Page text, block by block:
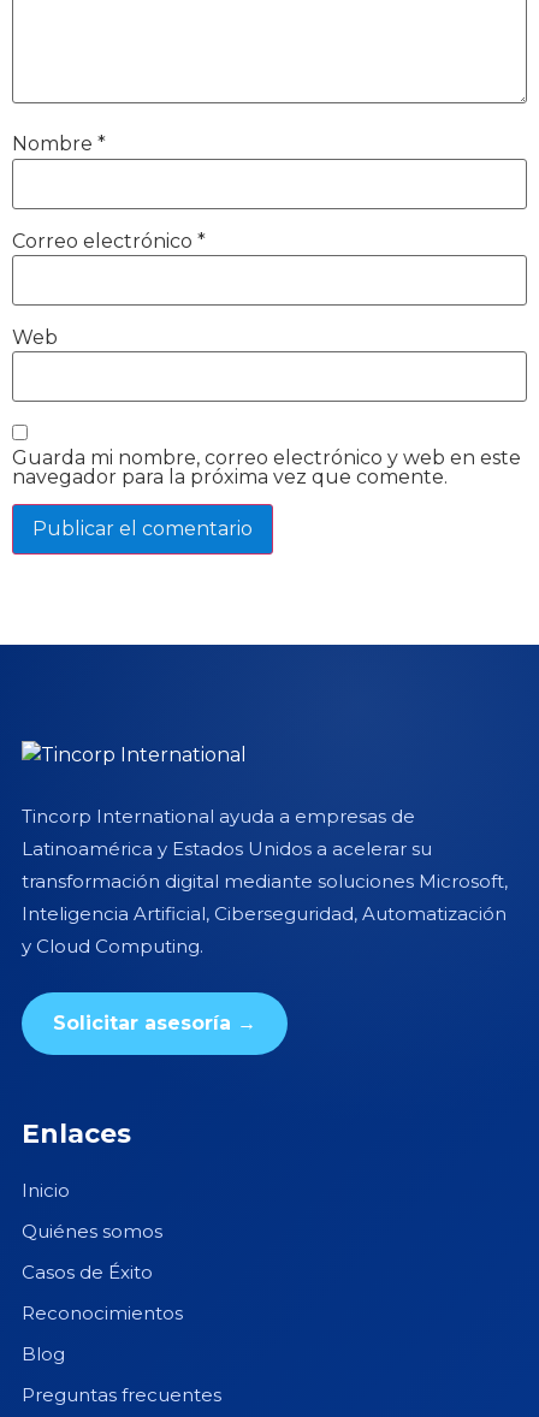
Nombre *
Correo electrónico *
Web
Guarda mi nombre, correo electrónico y web en este
navegador para la próxima vez que comente.
Tincorp International ayuda a empresas de
Latinoamérica y Estados Unidos a acelerar su
transformación digital mediante soluciones Microsoft,
Inteligencia Artificial, Ciberseguridad, Automatización
y Cloud Computing.
Solicitar asesoría →
Enlaces
Inicio
Quiénes somos
Casos de Éxito
Reconocimientos
Blog
Preguntas frecuentes